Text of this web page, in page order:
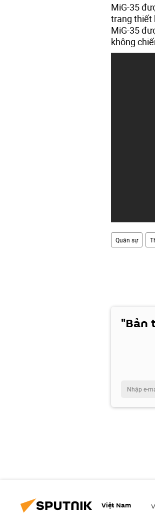
MiG-35
trang thiết
MiG-35
không
Quân sự
"Bản
Việt Nam